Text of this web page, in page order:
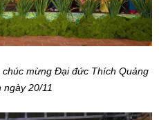
mừng Đại đức Thích Quảng
ngày 20/11